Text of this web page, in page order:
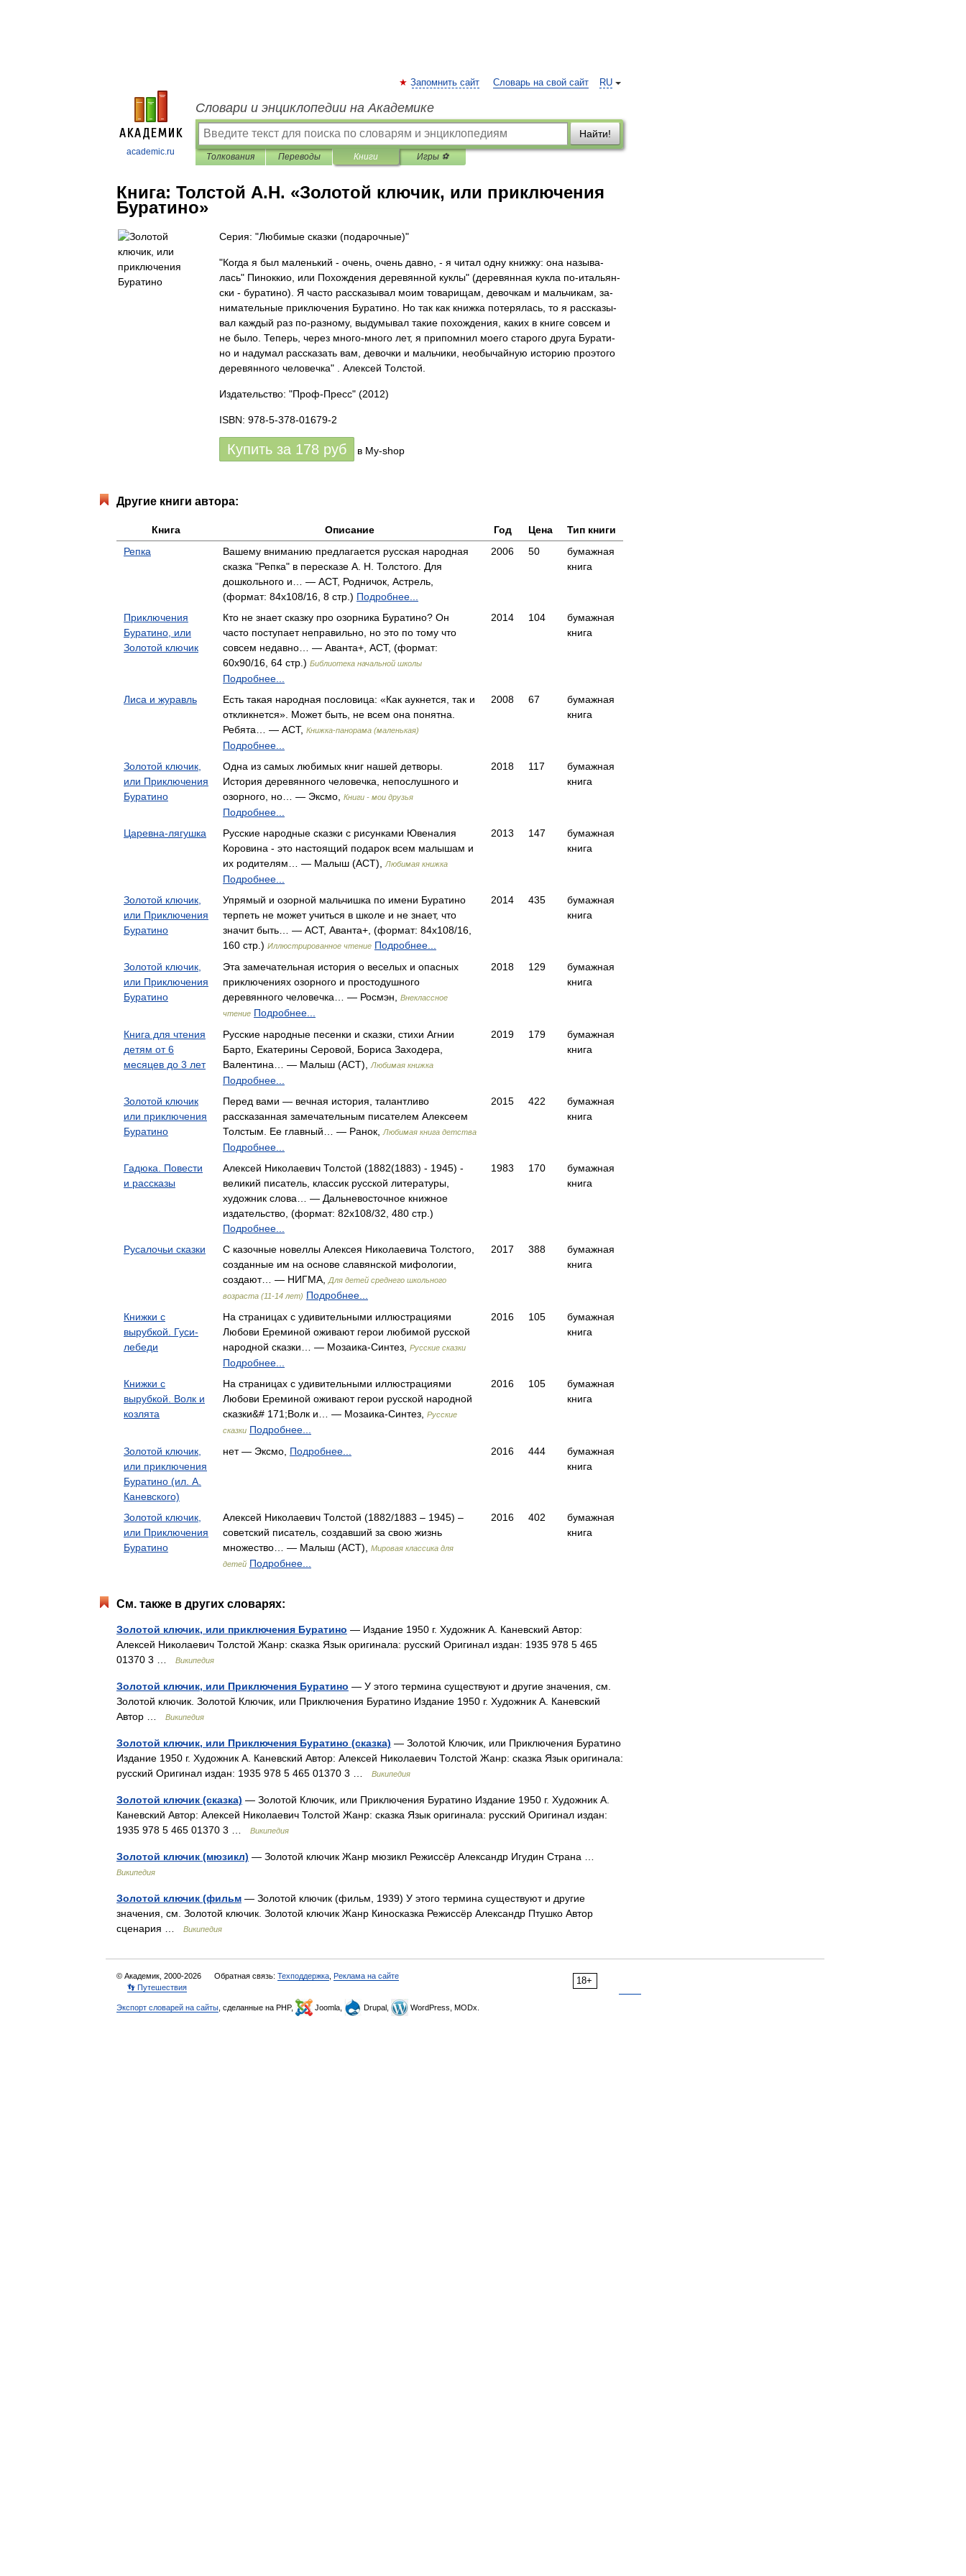
academic.ru
RU
Запомнить сайт Словарь на свой сайт
Словари и энциклопедии на Академике
Найти!
Толкования Переводы Книги Игры ⚽
Книга: Толстой А.Н. «Золотой ключик, или приключения
Буратино»
Серия: "Любимые сказки (подарочные)"
"Ко­гда я был ма­лень­кий - очень, очень дав­но, - я чи­тал од­ну книж­ку: она на­зы­ва­
лась" Пи­нок­кио, или По­хож­де­ния де­ре­вян­ной кук­лы" (де­ре­вян­ная кук­ла по-ита­льян­
ски - бу­ра­ти­но). Я ча­сто рас­ска­зы­вал мо­им то­ва­ри­щам, де­воч­кам и маль­чи­кам, за­
ни­ма­тель­ные при­клю­че­ния Бу­ра­ти­но. Но так как книж­ка по­те­ря­лась, то я рас­ска­зы­
вал каж­дый раз по-раз­но­му, вы­ду­мы­вал та­кие по­хож­де­ния, ка­ких в кни­ге со­всем и
не бы­ло. Те­перь, через мно­го-мно­го лет, я при­пом­нил мо­е­го ста­ро­го дру­га Бу­ра­ти­
но и на­ду­мал рас­ска­зать вам, де­воч­ки и маль­чи­ки, не­обы­чай­ную ис­то­рию проэто­го
де­ре­вян­но­го че­ло­веч­ка" . Алек­сей Тол­стой.
Издательство: "Проф-Пресс" (2012)
ISBN: 978-5-378-01679-2
Купить за 178 руб в My-shop
Другие книги автора:
Книга Описание Год Цена
Тип книги
Репка
Вашему вниманию предлагается русская народная
сказка "Репка" в пересказе А. Н. Толстого. Для
дошкольного и… — АСТ, Родничок, Астрель,
(формат: 84x108/16, 8 стр.) Подробнее...
2006 50
бумажная
книга
Приключения
Буратино, или
Золотой ключик
Кто не знает сказку про озорника Буратино? Он
часто поступает неправильно, но это по тому что
совсем недавно… — Аванта+, АСТ, (формат:
60x90/16, 64 стр.) Библиотека начальной школы
Подробнее...
2014 104
бумажная
книга
Лиса и журавль
Есть такая народная пословица: «Как аукнется, так и
откликнется». Может быть, не всем она понятна.
Ребята… — АСТ, Книжка-панорама (маленькая)
Подробнее...
2008 67
бумажная
книга
Золотой ключик,
или Приключения
Буратино
Одна из самых любимых книг нашей детворы.
История деревянного человечка, непослушного и
озорного, но… — Эксмо,
Книги - мои друзья
Подробнее...
2018 117
бумажная
книга
Царевна-лягушка
Русские народные сказки с рисунками Ювеналия
Коровина - это настоящий подарок всем малышам и
их родителям… — Малыш (АСТ),
Любимая книжка
Подробнее...
2013 147
бумажная
книга
Золотой ключик,
или Приключения
Буратино
Упрямый и озорной мальчишка по имени Буратино
терпеть не может учиться в школе и не знает, что
значит быть… — АСТ, Аванта+, (формат: 84x108/16,
160 стр.) Иллюстрированное чтение Подробнее...
2014 435
бумажная
книга
Золотой ключик,
или Приключения
Буратино
Эта замечательная история о веселых и опасных
приключениях озорного и простодушного
деревянного человечка… — Росмэн,
Внеклассное
чтение Подробнее...
2018 129
бумажная
книга
Книга для чтения
детям от 6
месяцев до 3 лет
Русские народные песенки и сказки, стихи Агнии
Барто, Екатерины Серовой, Бориса Заходера,
Валентина… — Малыш (АСТ),
Любимая книжка
Подробнее...
2019 179
бумажная
книга
Золотой ключик
или приключения
Буратино
Перед вами — вечная история, талантливо
рассказанная замечательным писателем Алексеем
Толстым. Ее главный… — Ранок,
Любимая книга детства
Подробнее...
2015 422
бумажная
книга
Гадюка. Повести
и рассказы
Алексей Николаевич Толстой (1882(1883) - 1945) -
великий писатель, классик русской литературы,
художник слова… — Дальневосточное книжное
издательство, (формат: 82x108/32, 480 стр.)
Подробнее...
1983 170
бумажная
книга
Русалочьи сказки
C казочные новеллы Алексея Николаевича Толстого,
созданные им на основе славянской мифологии,
создают… — НИГМА,
Для детей среднего школьного
возраста (11-14 лет) Подробнее...
2017 388
бумажная
книга
Книжки с
вырубкой. Гуси-
лебеди
На страницах с удивительными иллюстрациями
Любови Ереминой оживают герои любимой русской
народной сказки… — Мозаика-Синтез,
Русские сказки
Подробнее...
2016 105
бумажная
книга
Книжки с
вырубкой. Волк и
козлята
На страницах с удивительными иллюстрациями
Любови Ереминой оживают герои русской народной
сказки&# 171;Волк и… — Мозаика-Синтез,
Русские
сказки Подробнее...
2016 105
бумажная
книга
Золотой ключик,
или приключения
Буратино (ил. А.
Каневского)
нет — Эксмо, Подробнее... 2016 444
бумажная
книга
Золотой ключик,
или Приключения
Буратино
Алексей Николаевич Толстой (1882/1883 – 1945) –
советский писатель, создавший за свою жизнь
множество… — Малыш (АСТ),
Мировая классика для
детей Подробнее...
2016 402
бумажная
книга
См. также в других словарях:
Золотой ключик, или приключения Буратино — Издание 1950 г. Художник А. Каневский Автор:
Алексей Николаевич Толстой Жанр: сказка Язык оригинала: русский Оригинал издан: 1935 978 5 465
01370 3 …
Википедия
Золотой ключик, или Приключения Буратино — У этого термина существуют и другие значения, см.
Золотой ключик. Золотой Ключик, или Приключения Буратино Издание 1950 г. Художник А. Каневский
Автор …
Википедия
Золотой ключик, или Приключения Буратино (сказка) — Золотой Ключик, или Приключения Буратино
Издание 1950 г. Художник А. Каневский Автор: Алексей Николаевич Толстой Жанр: сказка Язык оригинала:
русский Оригинал издан: 1935 978 5 465 01370 3 …
Википедия
Золотой ключик (сказка) — Золотой Ключик, или Приключения Буратино Издание 1950 г. Художник А.
Каневский Автор: Алексей Николаевич Толстой Жанр: сказка Язык оригинала: русский Оригинал издан:
1935 978 5 465 01370 3 …
Википедия
Золотой ключик (мюзикл) — Золотой ключик Жанр мюзикл Режиссёр Александр Игудин Страна …
Википедия
Золотой ключик (фильм — Золотой ключик (фильм, 1939) У этого термина существуют и другие
значения, см. Золотой ключик. Золотой ключик Жанр Киносказка Режиссёр Александр Птушко Автор
сценария …
Википедия
18+
© Академик, 2000-2026 Обратная связь: Техподдержка Реклама на сайте
👣 Путешествия
Экспорт словарей на сайты , сделанные на PHP, Joomla, Drupal, WordPress, MODx.